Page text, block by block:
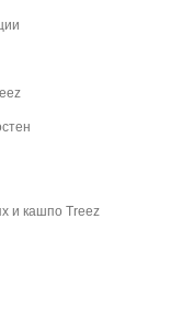
и кашпо Treez